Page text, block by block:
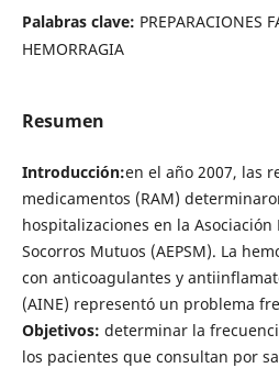
Palabras clave: PREPARACIONES
HEMORRAGIA
Resumen
Introducción:en el año 2007, las
medicamentos (RAM)
hospitalizaciones en la Asociación
Socorros Mutuos (AEPSM). La
con anticoagulantes y
(AINE) representó un problema
Objetivos: determinar la
los pacientes que consultan por